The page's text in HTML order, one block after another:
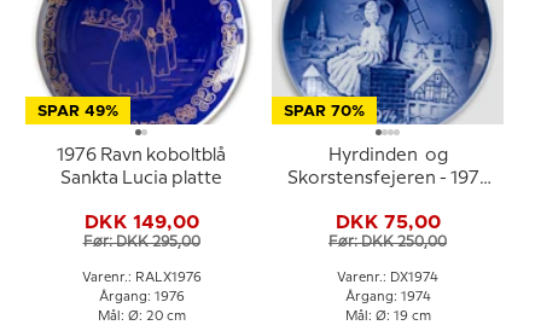
SPAR 49%
1976 Ravn koboltblå
Sankta Lucia platte
DKK 149,00
Før: DKK 295,00
Varenr.: RALX1976
Årgang: 1976
Mål: Ø: 20 cm
SPAR 70%
Hyrdinden og
Skorstensfejeren - 1974
Juleplatte
DKK 75,00
Før: DKK 250,00
Varenr.: DX1974
Årgang: 1974
Mål: Ø: 19 cm